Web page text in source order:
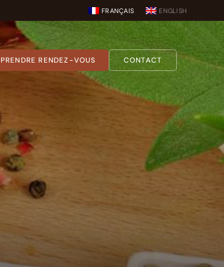
FRANÇAIS ENGLISH
PRENDRE RENDEZ-VOUS CONTACT